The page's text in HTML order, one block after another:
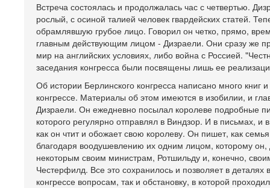
Встреча состоялась и продолжалась час с четвертью.
рослый, с осиной талией человек гвардейских статей.
обрамлявшую грубое лицо. Говорил он четко, прямо,
главным действующим лицом - Дизраели. Они сразу же
мир на английских условиях, либо война с Россией.
заседания конгресса были посвящены лишь ее
Об истории Берлинского конгресса написано много
конгрессе. Материалы об этом имеются в изобилии, и
Дизраели. Он ежедневно посылал королеве подробные
которого регулярно отправлял в Виндзор. И в письмах, и
как он чтит и обожает свою королеву. Он пишет, как
благодаря воодушевлению их одним лицом, которому
некоторым своим министрам, Ротшильду и, конечно,
Честерфилд. Все это сохранилось и позволяет в
конгрессе вопросам, так и обстановку, в которой